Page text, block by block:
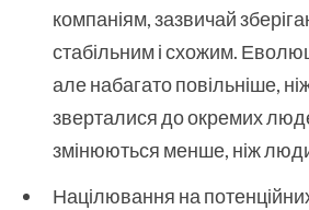
компаніям, зазвичай
стабільним і схожим.
але набагато повільніше,
зверталися до окремих
змінюються менше, ніж
Націлювання на потенційних